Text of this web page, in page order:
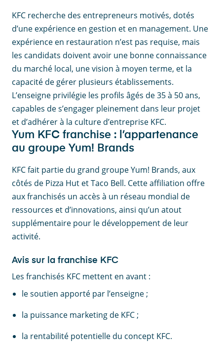
KFC recherche des entrepreneurs motivés, dotés
d’une expérience en gestion et en management. Une
expérience en restauration n’est pas requise, mais
les candidats doivent avoir une bonne connaissance
du marché local, une vision à moyen terme, et la
capacité de gérer plusieurs établissements.
L’enseigne privilégie les profils âgés de 35 à 50 ans,
capables de s’engager pleinement dans leur projet
et d’adhérer à la culture d’entreprise KFC.
Yum KFC franchise : l’appartenance
au groupe Yum! Brands
KFC fait partie du grand groupe Yum! Brands, aux
côtés de Pizza Hut et Taco Bell. Cette affiliation offre
aux franchisés un accès à un réseau mondial de
ressources et d’innovations, ainsi qu’un atout
supplémentaire pour le développement de leur
activité.
Avis sur la franchise KFC
Les franchisés KFC mettent en avant :
le soutien apporté par l’enseigne ;
la puissance marketing de KFC ;
la rentabilité potentielle du concept KFC.